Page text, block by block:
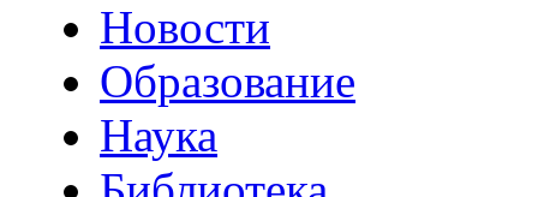
Новости
Образование
Наука